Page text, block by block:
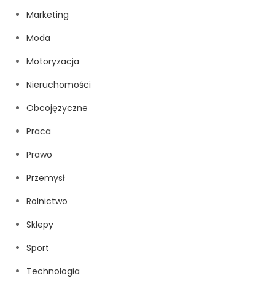
Marketing
Moda
Motoryzacja
Nieruchomości
Obcojęzyczne
Praca
Prawo
Przemysł
Rolnictwo
Sklepy
Sport
Technologia